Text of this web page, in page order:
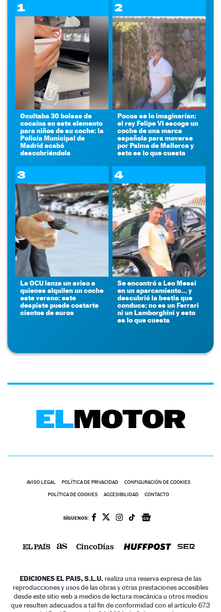
1
Ocultaba 30 bolsas de
cocaína en este elemento
para niños de su coche: la
Policía Municipal de
Madrid acabó
descubriéndola
2
Pocos se lo imaginarían:
el rey Felipe VI escoge un
coche de una marca
española para moverse
por Palma de Mallorca y
esto es lo que cuesta
3
La OCU lanza un aviso a
quienes alquilen un coche
este verano: este
despiste puede costarte
cientos de euros
4
Se encontró a Leo Messi
en un aparcamiento... y
descubrió la bestia que
conduce: no es un Ferrari
ni un Lamborghini y esto
es lo que cuesta
AVISO LEGAL POLÍTICA DE PRIVACIDAD CONFIGURACIÓN DE COOKIES
POLÍTICA DE COOKIES ACCESIBILIDAD CONTACTO
SÍGUENOS:
EDICIONES EL PAIS, S.L.U. realiza una reserva expresa de las
reproducciones y usos de las obras y otras prestaciones accesibles
desde este sitio web a medios de lectura mecánica u otros medios
que resulten adecuados a tal fin de conformidad con el artículo 67.3